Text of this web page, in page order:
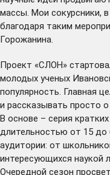
массы. Мои сокурсники,
благодаря таким
Горожанина.
Проект «СЛОН»
молодых ученых
популярность. Главная
и рассказывать просто
В основе – серия
длительностью от 15 до
аудитории: от
интересующихся наукой
Очередной сезон